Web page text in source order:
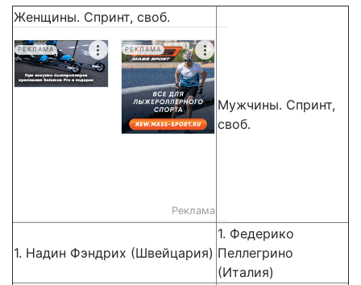
Женщины. Спринт, своб.
РЕКЛАМА РЕКЛАМА
Реклама
Мужчины. Спринт,
своб.
1. Надин Фэндрих (Швейцария)
1. Федерико
Пеллегрино
(Италия)